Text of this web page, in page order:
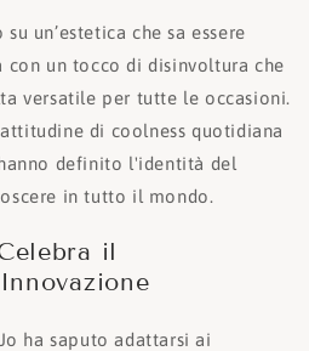
un’estetica che sa essere
con un tocco di disinvoltura che
versatile per tutte le occasioni.
di coolness quotidiana
definito l'identità del
in tutto il mondo.
il
ha saputo adattarsi ai